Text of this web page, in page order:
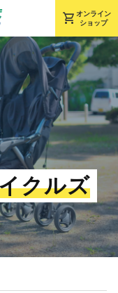
shopping_cart オンライン
ショップ
クルズ